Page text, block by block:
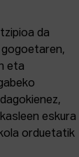
da
eta
eskura
orduetatik